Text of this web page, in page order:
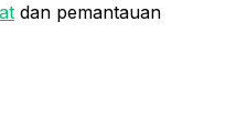
dan pemantauan